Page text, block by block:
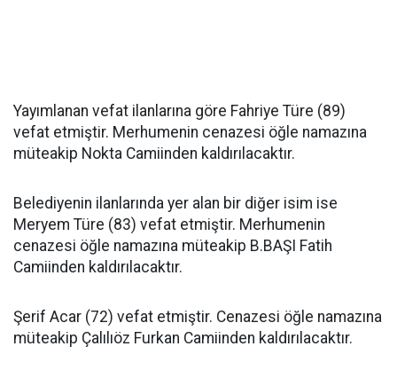
Yayımlanan vefat ilanlarına göre Fahriye Türe (89)
vefat etmiştir. Merhumenin cenazesi öğle namazına
müteakip Nokta Camiinden kaldırılacaktır.
Belediyenin ilanlarında yer alan bir diğer isim ise
Meryem Türe (83) vefat etmiştir. Merhumenin
cenazesi öğle namazına müteakip B.BAŞI Fatih
Camiinden kaldırılacaktır.
Şerif Acar (72) vefat etmiştir. Cenazesi öğle namazına
müteakip Çalılıöz Furkan Camiinden kaldırılacaktır.